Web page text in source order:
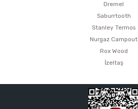
Dremel
Saburrtooth
Stanley Termos
Nurgaz Campout
Rox Wood
İzeltaş